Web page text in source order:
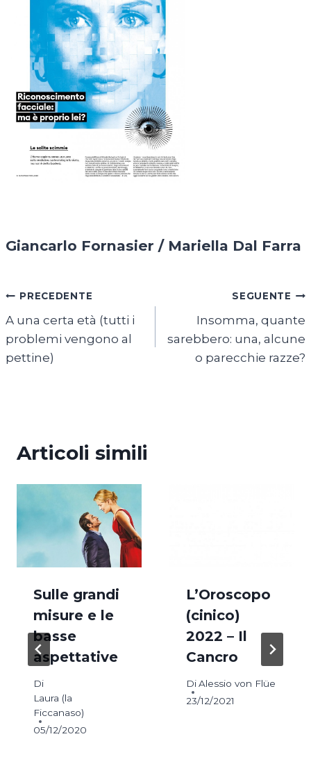
Giancarlo Fornasier / Mariella Dal Farra
Navigazione
articoli
PRECEDENTE
A una certa età (tutti i
problemi vengono al
pettine)
SEGUENTE
Insomma, quante
sarebbero: una, alcune
o parecchie razze?
Articoli simili
Sulle grandi
misure e le
basse
aspettative
Di
Laura (la
Ficcanaso)
05/12/2020
L’Oroscopo
(cinico)
2022 – Il
Cancro
DiAlessio von Flüe
23/12/2021